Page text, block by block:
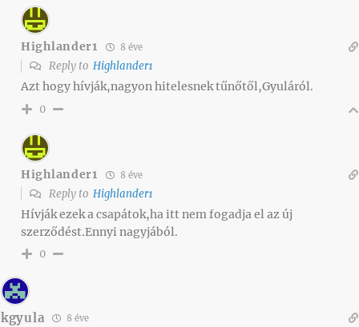
Highlander1 8 éve
Reply to Highlander1
Azt hogy hívják,nagyon hitelesnek tűnőtől,Gyuláról.
0
Highlander1 8 éve
Reply to Highlander1
Hívják ezek a csapátok,ha itt nem fogadja el az új
szerződést.Ennyi nagyjából.
0
kgyula 8 éve